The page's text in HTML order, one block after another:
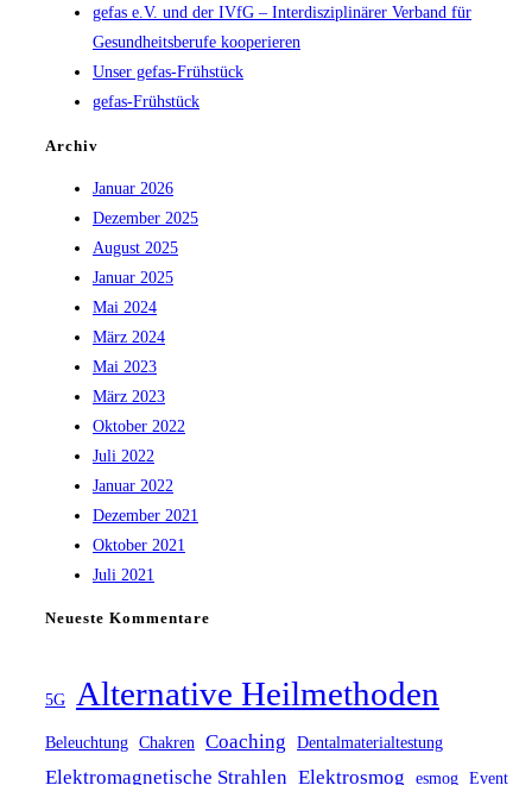
gefas e.V. und der IVfG – Interdisziplinärer Verband für
Gesundheitsberufe kooperieren
Unser gefas-Frühstück
gefas-Frühstück
Archiv
Januar 2026
Dezember 2025
August 2025
Januar 2025
Mai 2024
März 2024
Mai 2023
März 2023
Oktober 2022
Juli 2022
Januar 2022
Dezember 2021
Oktober 2021
Juli 2021
Neueste Kommentare
5G Alternative Heilmethoden
Beleuchtung Chakren Coaching Dentalmaterialtestung
Elektromagnetische Strahlen Elektrosmog esmog Event